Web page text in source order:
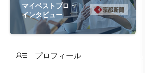
マイベストプロ・
インタビュー
プロフィール